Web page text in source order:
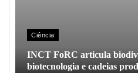
Ciência
INCT FoRC articula
biotecnologia e cadeias